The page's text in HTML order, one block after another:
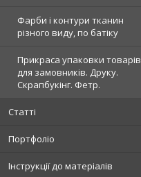
Фарби і контури тканин
різного виду, по батіку
Прикраса упаковки товарів
для замовників. Друку.
Скрапбукінг. Фетр.
Статті
Портфоліо
Інструкції до матеріалів